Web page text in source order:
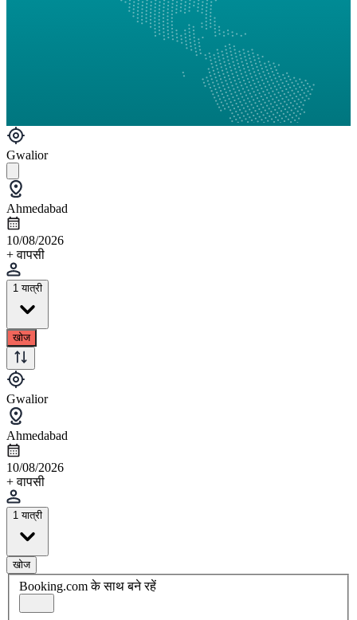
Gwalior
Ahmedabad
10/08/2026
+ वापसी
1 यात्री
खोज
Gwalior
Ahmedabad
10/08/2026
+ वापसी
1 यात्री
खोज
Booking.com के साथ बने रहें